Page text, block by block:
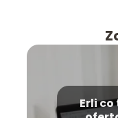
Erli co